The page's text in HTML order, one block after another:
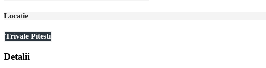
Locatie
Trivale Pitesti
Detalii